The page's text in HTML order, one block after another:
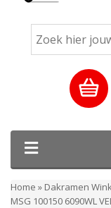
Home » Dakramen
MSG 100150 6090WL